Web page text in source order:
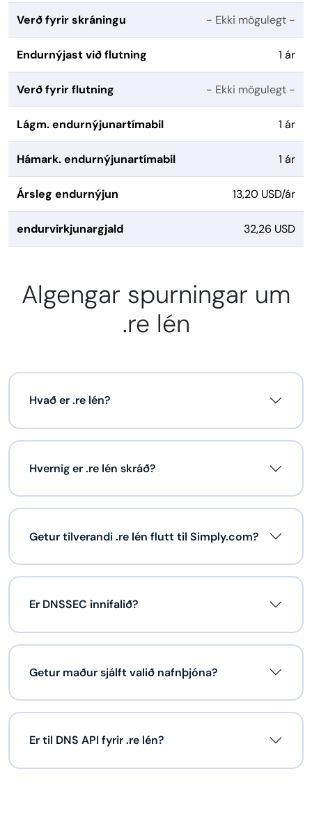
Verð fyrir skráningu - Ekki mögulegt -
Endurnýjast við flutning 1 ár
Verð fyrir flutning - Ekki mögulegt -
Lágm. endurnýjunartímabil 1 ár
Hámark. endurnýjunartímabil 1 ár
Ársleg endurnýjun 13,20 USD/ár
endurvirkjunargjald 32,26 USD
Algengar spurningar um
.re lén
Hvað er .re lén?
Hvernig er .re lén skráð?
Getur tilverandi .re lén flutt til Simply.com?
Er DNSSEC innifalið?
Getur maður sjálft valið nafnþjóna?
Er til DNS API fyrir .re lén?